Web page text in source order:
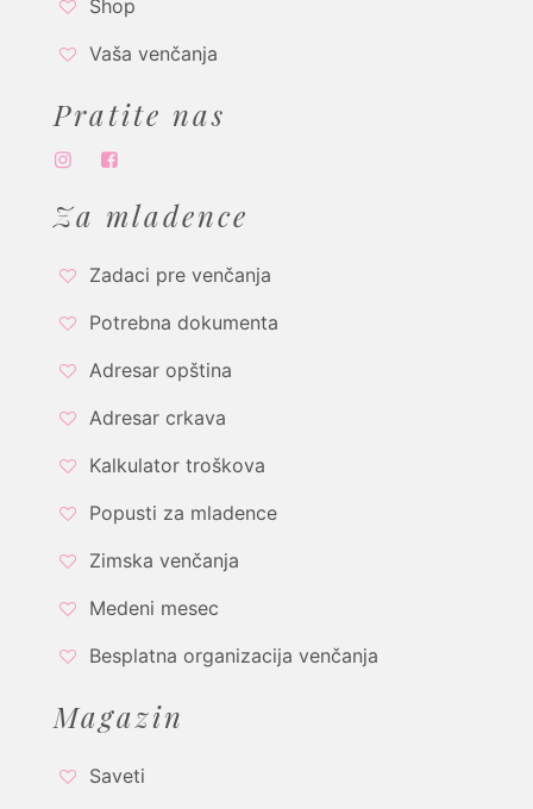
Shop
Vaša venčanja
Pratite nas
Za mladence
Zadaci pre venčanja
Potrebna dokumenta
Adresar opština
Adresar crkava
Kalkulator troškova
Popusti za mladence
Zimska venčanja
Medeni mesec
Besplatna organizacija venčanja
Magazin
Saveti